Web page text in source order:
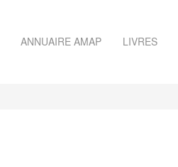
ANNUAIRE AMAP LIVRES